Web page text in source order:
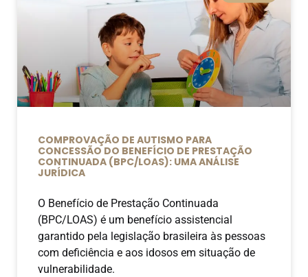
COMPROVAÇÃO DE AUTISMO PARA
CONCESSÃO DO BENEFÍCIO DE PRESTAÇÃO
CONTINUADA (BPC/LOAS): UMA ANÁLISE
JURÍDICA
O Benefício de Prestação Continuada
(BPC/LOAS) é um benefício assistencial
garantido pela legislação brasileira às pessoas
com deficiência e aos idosos em situação de
vulnerabilidade.